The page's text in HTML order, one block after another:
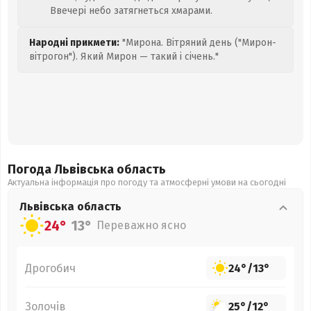
Ввечері небо затягнеться хмарами.
Народні прикмети: "Мирона. Вітряний день ("Мирон-
вітрогон"). Який Мирон — такий і січень."
Погода Львівська область
Актуальна інформація про погоду та атмосферні умови на сьогодні
Львівська область
24° 13° Переважно ясно
Дрогобич 24°/13°
Золочів 25°/12°